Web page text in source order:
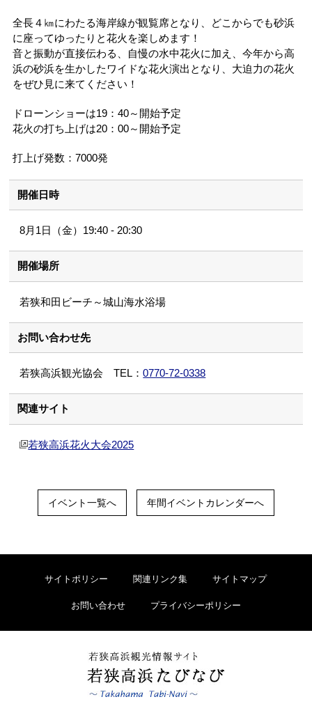
全長４㎞にわたる海岸線が観覧席となり、どこからでも砂浜
に座ってゆったりと花火を楽しめます！
音と振動が直接伝わる、自慢の水中花火に加え、今年から高
浜の砂浜を生かしたワイドな花火演出となり、大迫力の花火
をぜひ見に来てください！
ドローンショーは19：40～開始予定
花火の打ち上げは20：00～開始予定
打上げ発数：7000発
開催日時
8月1日（金）19:40 - 20:30
開催場所
若狭和田ビーチ～城山海水浴場
お問い合わせ先
若狭高浜観光協会 TEL：0770-72-0338
関連サイト
若狭高浜花火大会2025
イベント一覧へ 年間イベントカレンダーへ
サイトポリシー 関連リンク集 サイトマップ
お問い合わせ プライバシーポリシー